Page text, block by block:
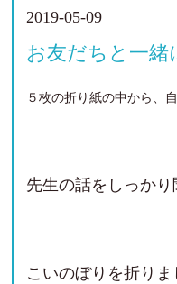
2019-05-09
お友だちと一緒
５枚の折り紙の中から、
先生の話をしっかり
こいのぼりを折りま